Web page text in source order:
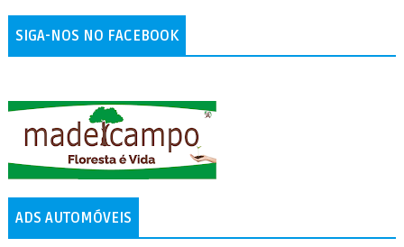
SIGA-NOS NO FACEBOOK
ADS AUTOMÓVEIS